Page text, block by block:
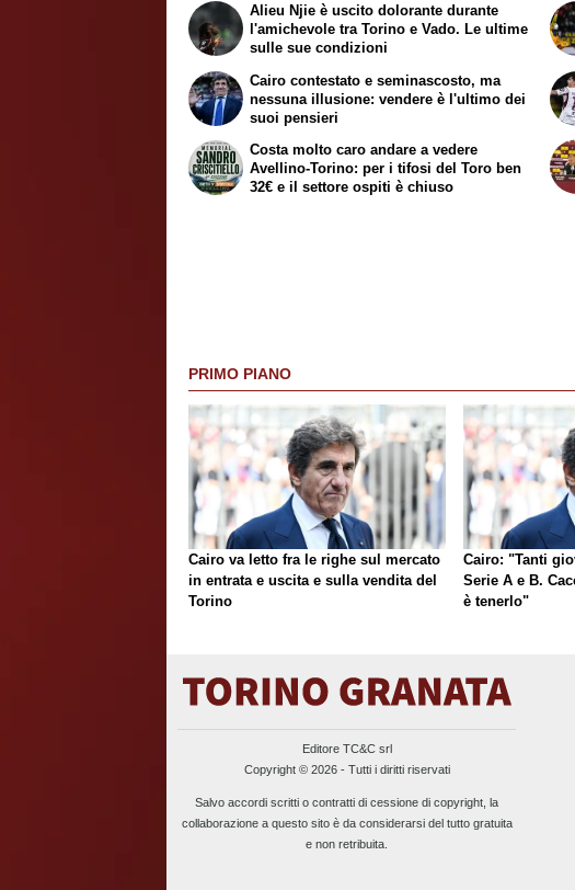
Alieu Njie è uscito dolorante durante
l'amichevole tra Torino e Vado. Le ultime
sulle sue condizioni
Cairo contestato e seminascosto, ma
nessuna illusione: vendere è l'ultimo dei
suoi pensieri
Costa molto caro andare a vedere
Avellino-Torino: per i tifosi del Toro ben
32€ e il settore ospiti è chiuso
PRIMO PIANO
Cairo va letto fra le righe sul mercato
in entrata e uscita e sulla vendita del
Torino
Cairo: "Tanti
Serie A e B.
è tenerlo"
Editore TC&C srl
Copyright © 2026 - Tutti i diritti riservati
Salvo accordi scritti o contratti di cessione di copyright, la
collaborazione a questo sito è da considerarsi del tutto gratuita
e non retribuita.